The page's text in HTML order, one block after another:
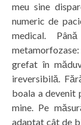
meu sine
numeric de
medical.
grefat în
ireversibilă.
boala a devenit
mine. Pe
adaptat cât de